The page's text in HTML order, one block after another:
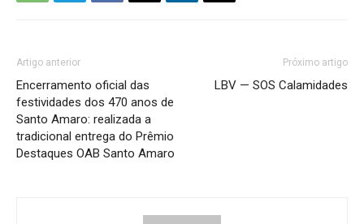
Artigo anterior
Encerramento oficial das
festividades dos 470 anos de
Santo Amaro: realizada a
tradicional entrega do Prêmio
Destaques OAB Santo Amaro
Próximo artigo
LBV — SOS Calamidades